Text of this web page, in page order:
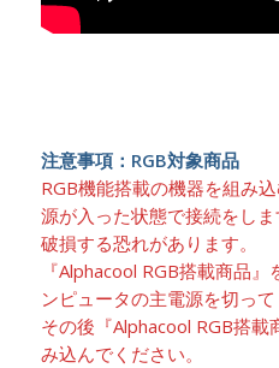
注意事項：RGB対象商品
RGB機能搭載の機器を組み
源が入った状態で接続をし
破損する恐れがあります。
『Alphacool RGB搭載商品
ンピュータの主電源を切って
その後『Alphacool RGB搭
み込んでください。